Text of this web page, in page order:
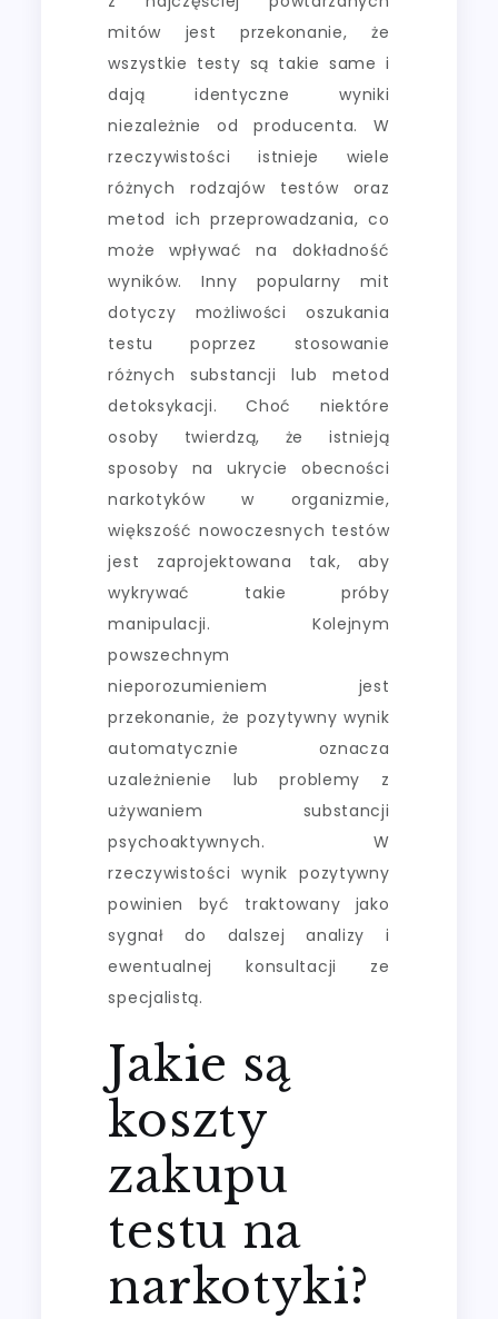
mitów jest przekonanie, że
wszystkie testy są takie same i
dają identyczne wyniki
niezależnie od producenta. W
rzeczywistości istnieje wiele
różnych rodzajów testów oraz
metod ich przeprowadzania, co
może wpływać na dokładność
wyników. Inny popularny mit
dotyczy możliwości oszukania
testu poprzez stosowanie
różnych substancji lub metod
detoksykacji. Choć niektóre
osoby twierdzą, że istnieją
sposoby na ukrycie obecności
narkotyków w organizmie,
większość nowoczesnych testów
jest zaprojektowana tak, aby
wykrywać takie próby
manipulacji. Kolejnym
powszechnym
nieporozumieniem jest
przekonanie, że pozytywny wynik
automatycznie oznacza
uzależnienie lub problemy z
używaniem substancji
psychoaktywnych. W
rzeczywistości wynik pozytywny
powinien być traktowany jako
sygnał do dalszej analizy i
ewentualnej konsultacji ze
specjalistą.
Jakie są
koszty
zakupu
testu na
narkotyki?